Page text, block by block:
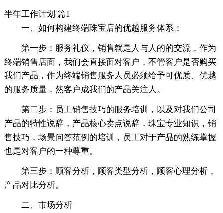
半年工作计划 篇1
一、如何构建终端珠宝店的优越服务体系：
第一步：服务礼仪，销售就是人与人的的交流，作为
终端销售店面，我们会直接面对客户，不管客户是否购买
我们产品，作为终端销售服务人员必须给予可优质、优越
的服务质量，然客户成我们的产品关注人。
第二步：员工销售技巧的服务培训，以及对我们公司
产品的特性说辞，产品核心卖点说辞，珠宝专业知识，销
售技巧，场景问答范例的培训，员工对于产品的熟练掌握
也是对客户的一种尊重。
第三步：顾客分析，顾客类型分析，顾客心理分析，
产品对比分析。
二、市场分析